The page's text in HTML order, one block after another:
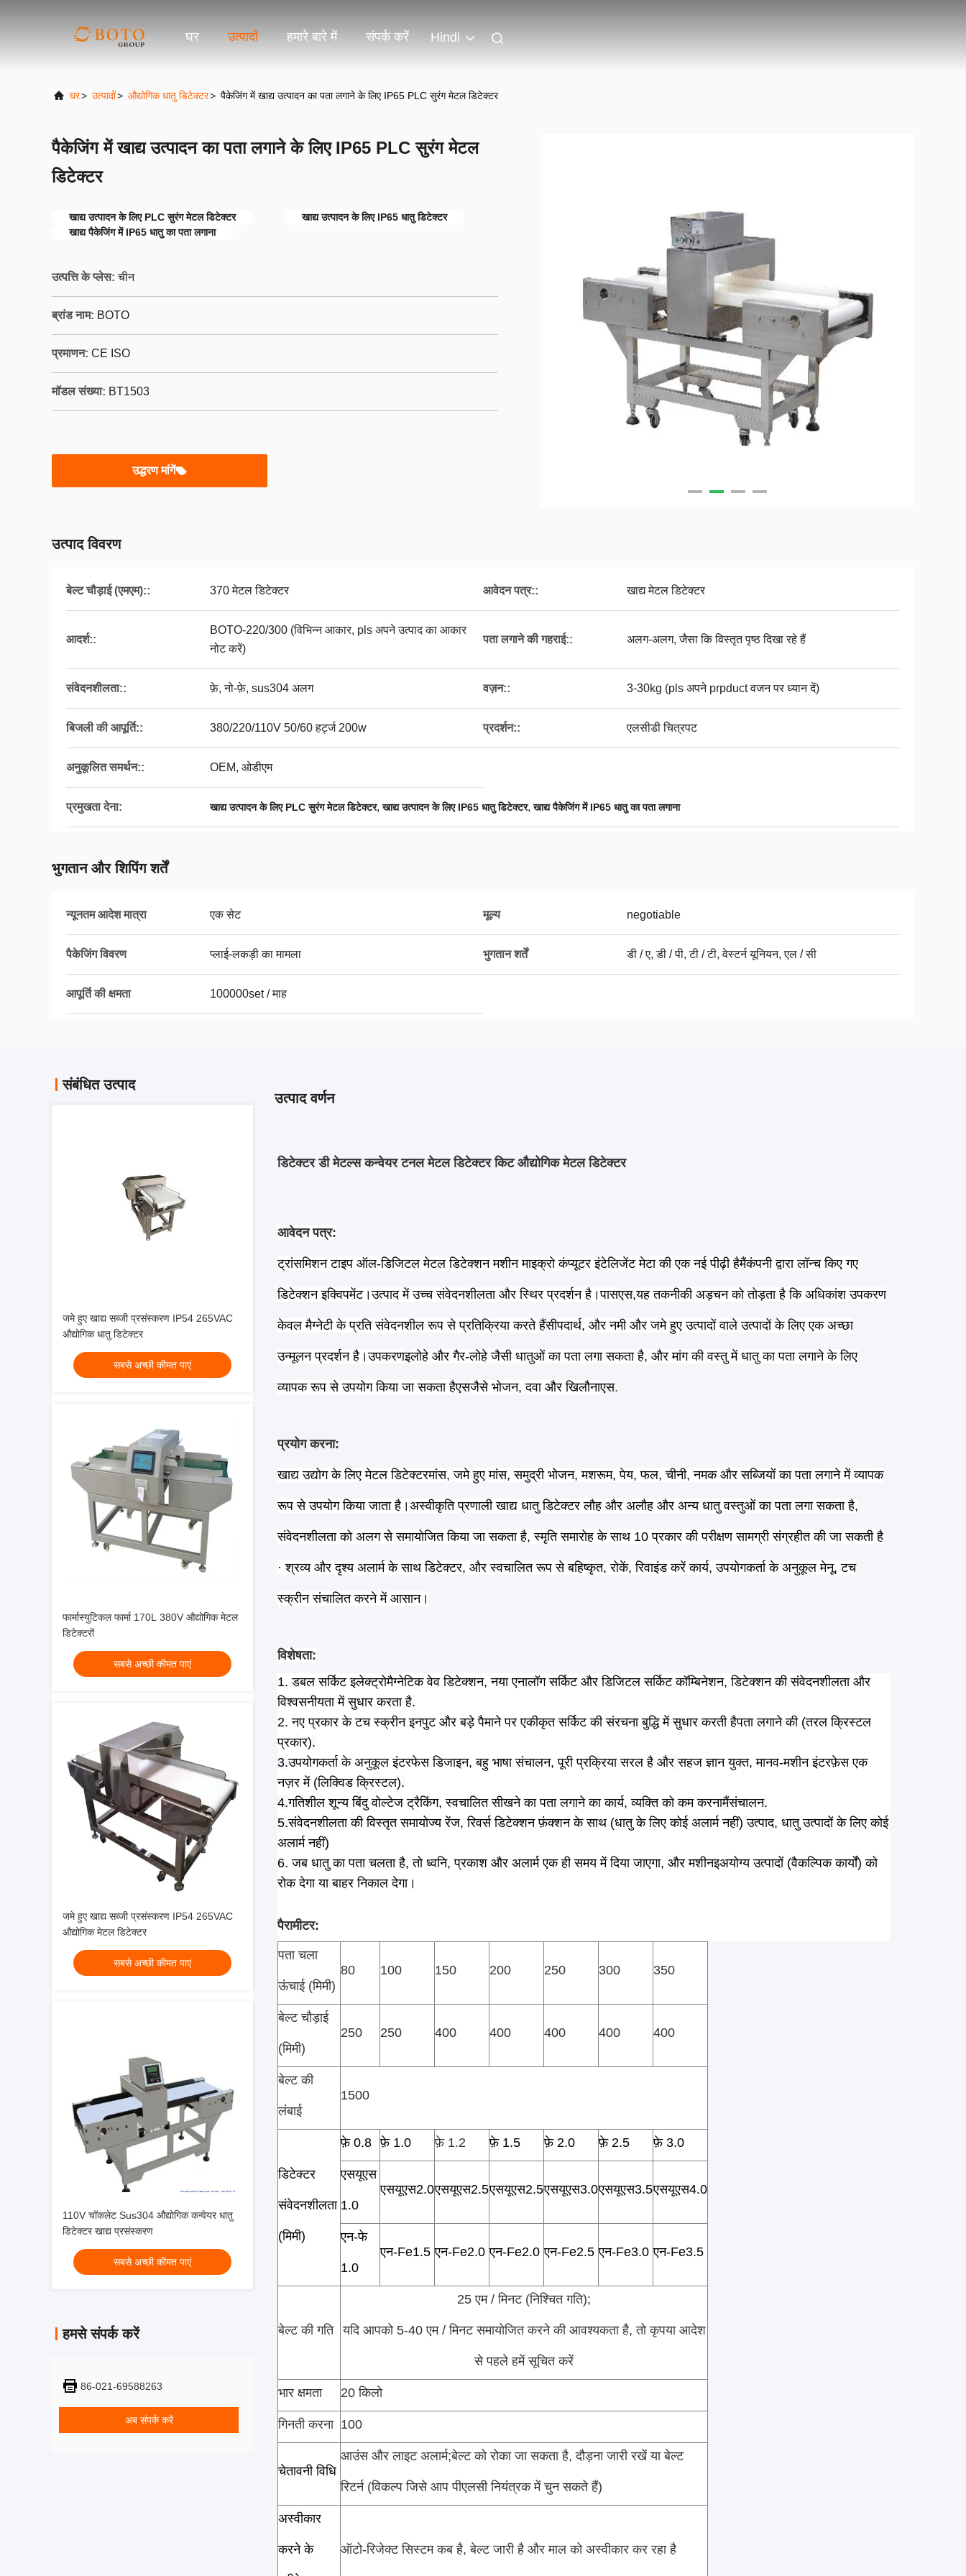
घर उत्पादों हमारे बारे में संपर्क करें Hindi
घर> उत्पादों> औद्योगिक धातु डिटेक्टर> पैकेजिंग में खाद्य उत्पादन का पता लगाने के लिए IP65 PLC सुरंग मेटल डिटेक्टर
पैकेजिंग में खाद्य उत्पादन का पता लगाने के लिए IP65 PLC सुरंग मेटल
डिटेक्टर
खाद्य उत्पादन के लिए PLC सुरंग मेटल डिटेक्टर
खाद्य उत्पादन के लिए IP65 धातु डिटेक्टर
खाद्य पैकेजिंग में IP65 धातु का पता लगाना
उत्पत्ति के प्लेस: चीन
ब्रांड नाम: BOTO
प्रमाणन: CE ISO
मॉडल संख्या: BT1503
उद्धरण मांगें
उत्पाद विवरण
बेल्ट चौड़ाई (एमएम):: 370 मेटल डिटेक्टर आवेदन पत्र:: खाद्य मेटल डिटेक्टर
आदर्श::
BOTO-220/300 (विभिन्न आकार, pls अपने उत्पाद का आकार
नोट करें)
पता लगाने की गहराई:: अलग-अलग, जैसा कि विस्तृत पृष्ठ दिखा रहे हैं
संवेदनशीलता:: फ़े, नो-फ़े, sus304 अलग वज़न:: 3-30kg (pls अपने prpduct वजन पर ध्यान दें)
बिजली की आपूर्ति:: 380/220/110V 50/60 हर्ट्ज 200w प्रदर्शन:: एलसीडी चित्रपट
अनुकूलित समर्थन:: OEM, ओडीएम
प्रमुखता देना: खाद्य उत्पादन के लिए PLC सुरंग मेटल डिटेक्टर,खाद्य उत्पादन के लिए IP65 धातु डिटेक्टर,खाद्य पैकेजिंग में IP65 धातु का पता लगाना
भुगतान और शिपिंग शर्तें
न्यूनतम आदेश मात्रा एक सेट मूल्य negotiable
पैकेजिंग विवरण प्लाई-लकड़ी का मामला भुगतान शर्तें डी / ए, डी / पी, टी / टी, वेस्टर्न यूनियन, एल / सी
आपूर्ति की क्षमता 100000set / माह
संबंधित उत्पाद
जमे हुए खाद्य सब्जी प्रसंस्करण IP54 265VAC
औद्योगिक धातु डिटेक्टर
सबसे अच्छी कीमत पाएं
फार्मास्युटिकल फार्मा 170L 380V औद्योगिक मेटल
डिटेक्टरों
सबसे अच्छी कीमत पाएं
जमे हुए खाद्य सब्जी प्रसंस्करण IP54 265VAC
औद्योगिक मेटल डिटेक्टर
सबसे अच्छी कीमत पाएं
110V चॉकलेट Sus304 औद्योगिक कन्वेयर धातु
डिटेक्टर खाद्य प्रसंस्करण
सबसे अच्छी कीमत पाएं
हमसे संपर्क करें
86-021-69588263
अब संपर्क करें
उत्पाद वर्णन
डिटेक्टर डी मेटल्स कन्वेयर टनल मेटल डिटेक्टर किट औद्योगिक मेटल डिटेक्टर
आवेदन पत्र:
ट्रांसमिशन टाइप ऑल-डिजिटल मेटल डिटेक्शन मशीन माइक्रो कंप्यूटर इंटेलिजेंट मेटा की एक नई पीढ़ी हैमैंकंपनी द्वारा लॉन्च किए गए
डिटेक्शन इक्विपमेंट।उत्पाद में उच्च संवेदनशीलता और स्थिर प्रदर्शन है।पासएस,यह तकनीकी अड़चन को तोड़ता है कि अधिकांश उपकरण
केवल मैग्नेटी के प्रति संवेदनशील रूप से प्रतिक्रिया करते हैंसीपदार्थ, और नमी और जमे हुए उत्पादों वाले उत्पादों के लिए एक अच्छा
उन्मूलन प्रदर्शन है।उपकरणइलोहे और गैर-लोहे जैसी धातुओं का पता लगा सकता है, और मांग की वस्तु में धातु का पता लगाने के लिए
व्यापक रूप से उपयोग किया जा सकता हैएसजैसे भोजन, दवा और खिलौनाएस.
प्रयोग करना:
खाद्य उद्योग के लिए मेटल डिटेक्टरमांस, जमे हुए मांस, समुद्री भोजन, मशरूम, पेय, फल, चीनी, नमक और सब्जियों का पता लगाने में व्यापक
रूप से उपयोग किया जाता है।अस्वीकृति प्रणाली खाद्य धातु डिटेक्टर लौह और अलौह और अन्य धातु वस्तुओं का पता लगा सकता है,
संवेदनशीलता को अलग से समायोजित किया जा सकता है, स्मृति समारोह के साथ 10 प्रकार की परीक्षण सामग्री संग्रहीत की जा सकती है
· श्रव्य और दृश्य अलार्म के साथ डिटेक्टर, और स्वचालित रूप से बहिष्कृत, रोकें, रिवाइंड करें कार्य, उपयोगकर्ता के अनुकूल मेनू, टच
स्क्रीन संचालित करने में आसान।
विशेषता:
1. डबल सर्किट इलेक्ट्रोमैग्नेटिक वेव डिटेक्शन, नया एनालॉग सर्किट और डिजिटल सर्किट कॉम्बिनेशन, डिटेक्शन की संवेदनशीलता और
विश्वसनीयता में सुधार करता है.
2. नए प्रकार के टच स्क्रीन इनपुट और बड़े पैमाने पर एकीकृत सर्किट की संरचना बुद्धि में सुधार करती हैपता लगाने की (तरल क्रिस्टल
प्रकार).
3.उपयोगकर्ता के अनुकूल इंटरफेस डिजाइन, बहु भाषा संचालन, पूरी प्रक्रिया सरल है और सहज ज्ञान युक्त, मानव-मशीन इंटरफ़ेस एक
नज़र में (लिक्विड क्रिस्टल).
4.गतिशील शून्य बिंदु वोल्टेज ट्रैकिंग, स्वचालित सीखने का पता लगाने का कार्य, व्यक्ति को कम करनामैंसंचालन.
5.संवेदनशीलता की विस्तृत समायोज्य रेंज, रिवर्स डिटेक्शन फ़ंक्शन के साथ (धातु के लिए कोई अलार्म नहीं) उत्पाद, धातु उत्पादों के लिए कोई
अलार्म नहीं)
6. जब धातु का पता चलता है, तो ध्वनि, प्रकाश और अलार्म एक ही समय में दिया जाएगा, और मशीनइअयोग्य उत्पादों (वैकल्पिक कार्यों) को
रोक देगा या बाहर निकाल देगा।
पैरामीटर:
पता चला
ऊंचाई (मिमी)
80 100 150 200 250 300 350
बेल्ट चौड़ाई
(मिमी)
250 250 400 400 400 400 400
बेल्ट की
लंबाई
1500
डिटेक्टर
संवेदनशीलता
(मिमी)
फ़े 0.8 फ़े 1.0 फ़े 1.2 फ़े 1.5 फ़े 2.0 फ़े 2.5 फ़े 3.0
एसयूएस
1.0
एसयूएस2.0एसयूएस2.5एसयूएस2.5एसयूएस3.0एसयूएस3.5एसयूएस4.0
एन-फे
1.0
एन-Fe1.5 एन-Fe2.0 एन-Fe2.0 एन-Fe2.5 एन-Fe3.0 एन-Fe3.5
बेल्ट की गति
25 एम / मिनट (निश्चित गति);
यदि आपको 5-40 एम / मिनट समायोजित करने की आवश्यकता है, तो कृपया आदेश
से पहले हमें सूचित करें
भार क्षमता 20 किलो
गिनती करना 100
चेतावनी विधि
आउंस और लाइट अलार्म;बेल्ट को रोका जा सकता है, दौड़ना जारी रखें या बेल्ट
रिटर्न (विकल्प जिसे आप पीएलसी नियंत्रक में चुन सकते हैं)
अस्वीकार
करने के ऑटो-रिजेक्ट सिस्टम कब है, बेल्ट जारी है और माल को अस्वीकार कर रहा है